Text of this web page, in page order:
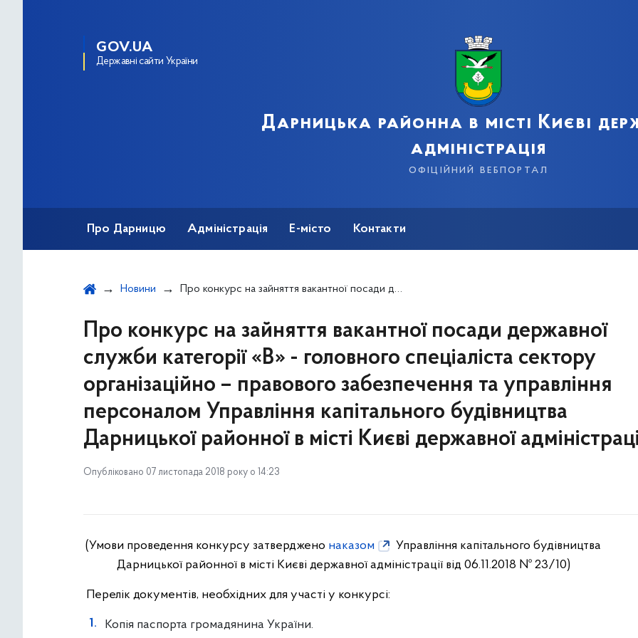
GOV.UA
Державні сайти України
Дарницька районна в місті Києві
адміністрація
офіційний вебпортал
Про Дарницю Адміністрація Е-місто Контакти
Новини Про конкурс на зайняття вакантної посади державної служби категорії «В» - головного спеціаліста сектору організаційно – правового забезпечення та управління персоналом Управління капітального будівництва Дарницької районної в місті Києві державної адміністрації.
Про конкурс на зайняття вакантної посади державної
служби категорії «В» - головного спеціаліста сектору
організаційно – правового забезпечення та управління
персоналом Управління капітального будівництва
Дарницької районної в місті Києві державної
Опубліковано 07 листопада 2018 року о 14:23
(Умови проведення конкурсу затверджено наказом
Управління капітального будівництва
Дарницької районної в місті Києві державної адміністрації від 06.11.2018 № 23/10)
Перелік документів, необхідних для участі у конкурсі:
Копія паспорта громадянина України.